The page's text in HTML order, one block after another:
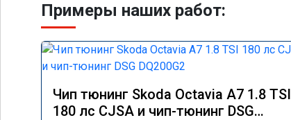
Примеры наших работ:
Чип тюнинг Skoda Octavia A7 1.8 TSI
180 лс CJSA и чип-тюнинг DSG